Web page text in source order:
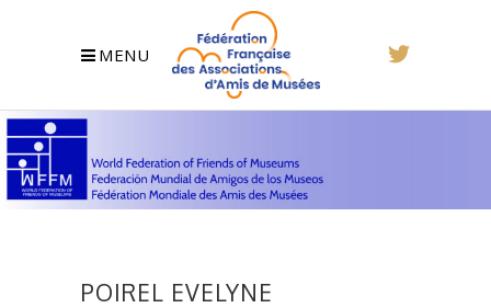
MENU
POIREL EVELYNE